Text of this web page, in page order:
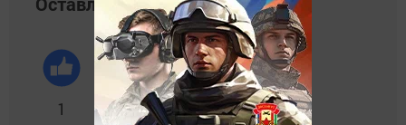
1 0 0 0 0